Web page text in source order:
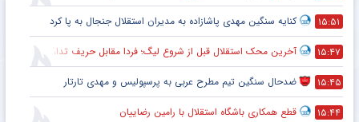
۱۵:۵۱ کنایه سنگین مهدی پاشازاده به مدیران استقلال جنجال به پا کرد
۱۵:۴۷ آخرین محک استقلال قبل از شروع لیگ؛ فردا مقابل حریف تدارکاتی
۱۵:۴۵ ضدحال سنگین تیم مطرح عربی به پرسپولیس و مهدی تارتار
۱۵:۴۴ قطع همکاری باشگاه استقلال با رامین رضاییان